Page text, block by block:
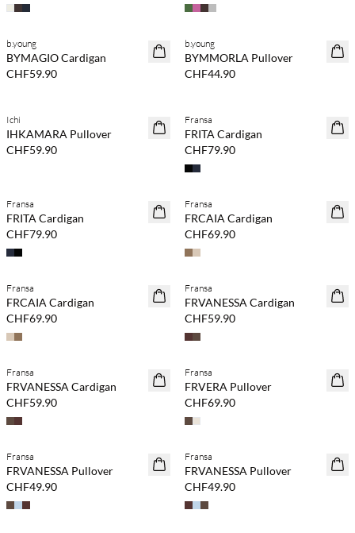
NEUHEITEN
b.young
BYMAGIO Cardigan
CHF59.90
NEUHEITEN
b.young
BYMMORLA Pullover
CHF44.90
NEUHEITEN
Ichi
IHKAMARA Pullover
CHF59.90
NEUHEITEN
Fransa
FRITA Cardigan
CHF79.90
NEUHEITEN
Fransa
FRITA Cardigan
CHF79.90
NEUHEITEN
Kaufe mind. 2 & spare 20 %
Fransa
FRCAIA Cardigan
CHF69.90
NEUHEITEN
Kaufe mind. 2 & spare 20 %
Fransa
FRCAIA Cardigan
CHF69.90
NEUHEITEN
Kaufe mind. 2 & spare 20 %
Fransa
FRVANESSA Cardigan
CHF59.90
NEUHEITEN
Kaufe mind. 2 & spare 20 %
Fransa
FRVANESSA Cardigan
CHF59.90
NEUHEITEN
Kaufe mind. 2 & spare 20 %
Fransa
FRVERA Pullover
CHF69.90
NEUHEITEN
Kaufe mind. 2 & spare 20 %
Fransa
FRVANESSA Pullover
CHF49.90
NEUHEITEN
Kaufe mind. 2 & spare 20 %
Fransa
FRVANESSA Pullover
CHF49.90
Kaufe mind. 2 & spare 20 % Kaufe mind. 2 & spare 20 %